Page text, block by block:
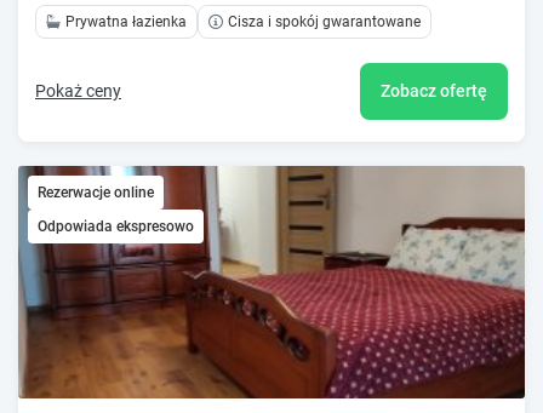
Prywatna łazienka Cisza i spokój gwarantowane
Pokaż ceny Zobacz ofertę
Rezerwacje online
Odpowiada ekspresowo